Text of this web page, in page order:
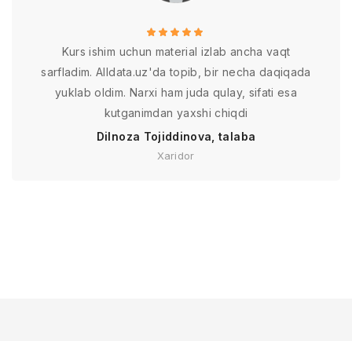
Kurs ishim uchun material izlab ancha vaqt
sarfladim. Alldata.uz'da topib, bir necha daqiqada
yuklab oldim. Narxi ham juda qulay, sifati esa
kutganimdan yaxshi chiqdi
Dilnoza Tojiddinova, talaba
Xaridor